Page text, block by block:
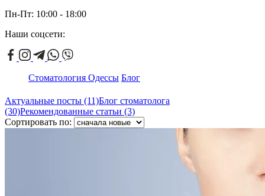
Пн-Пт: 10:00 - 18:00
Наши соцсети:
Стоматология Одессы Блог
Актуальные посты (11)Блог стоматолога
(30)Рекомендованные статьи (3)
Сортировать по: